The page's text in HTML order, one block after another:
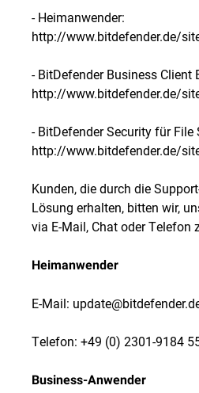
- Heimanwender:
http://www.bitdefender.de/
- BitDefender Business Client
http://www.bitdefender.de/
- BitDefender Security für File
http://www.bitdefender.de/
Kunden, die durch die
Lösung erhalten, bitten wir,
via E-Mail, Chat oder Telefon
Heimanwender
E-Mail:
Telefon: +49 (0) 2301-9184
Business-Anwender